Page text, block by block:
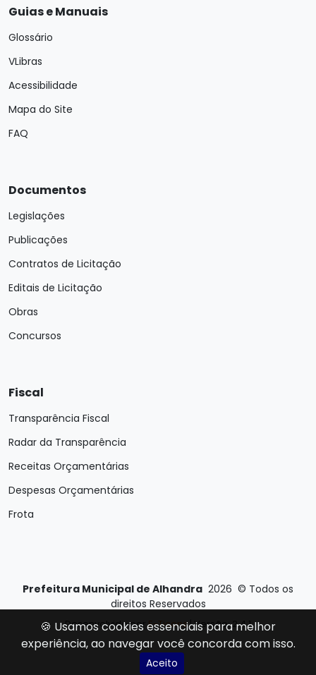
Guias e Manuais
Glossário
VLibras
Acessibilidade
Mapa do Site
FAQ
Documentos
Legislações
Publicações
Contratos de Licitação
Editais de Licitação
Obras
Concursos
Fiscal
Transparência Fiscal
Radar da Transparência
Receitas Orçamentárias
Despesas Orçamentárias
Frota
Prefeitura Municipal de Alhandra 2026 © Todos os
direitos Reservados
Desenvolvido porE-Ticons| Versão: 2.4.1
🍪 Usamos cookies essenciais para melhor
experiência, ao navegar você concorda com isso.
Aceito